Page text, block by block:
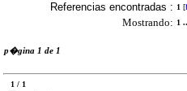
Referencias encontradas : 1 [
Mostrando: 1
p�gina 1 de 1
1 / 1